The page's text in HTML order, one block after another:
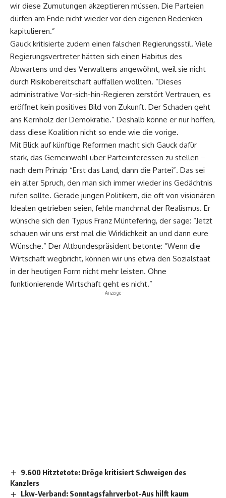
wir diese Zumutungen akzeptieren müssen. Die Parteien
dürfen am Ende nicht wieder vor den eigenen Bedenken
kapitulieren.”
Gauck kritisierte zudem einen falschen Regierungsstil. Viele
Regierungsvertreter hätten sich einen Habitus des
Abwartens und des Verwaltens angewöhnt, weil sie nicht
durch Risikobereitschaft auffallen wollten. “Dieses
administrative Vor-sich-hin-Regieren zerstört Vertrauen, es
eröffnet kein positives Bild von Zukunft. Der Schaden geht
ans Kernholz der Demokratie.” Deshalb könne er nur hoffen,
dass diese Koalition nicht so ende wie die vorige.
Mit Blick auf künftige Reformen macht sich Gauck dafür
stark, das Gemeinwohl über Parteiinteressen zu stellen –
nach dem Prinzip “Erst das Land, dann die Partei”. Das sei
ein alter Spruch, den man sich immer wieder ins Gedächtnis
rufen sollte. Gerade jungen Politikern, die oft von visionären
Idealen getrieben seien, fehle manchmal der Realismus. Er
wünsche sich den Typus Franz Müntefering, der sage: “Jetzt
schauen wir uns erst mal die Wirklichkeit an und dann eure
Wünsche.” Der Altbundespräsident betonte: “Wenn die
Wirtschaft wegbricht, können wir uns etwa den Sozialstaat
in der heutigen Form nicht mehr leisten. Ohne
funktionierende Wirtschaft geht es nicht.”
- Anzeige -
9.600 Hitztetote: Dröge kritisiert Schweigen des
Kanzlers
Lkw-Verband: Sonntagsfahrverbot-Aus hilft kaum